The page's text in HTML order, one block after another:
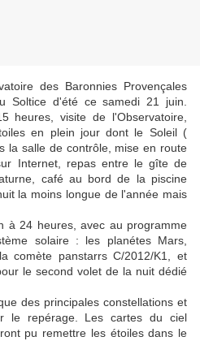
des Baronnies Provençales
Soltice d'été ce samedi 21 juin.
heures, visite de l'Observatoire,
en plein jour dont le Soleil (
la salle de contrôle, mise en route
Internet, repas entre le gîte de
café au bord de la piscine
la moins longue de l'année mais
à 24 heures, avec au programme
solaire : les planétes Mars,
comète panstarrs C/2012/K1, et
le second volet de la nuit dédié
des principales constellations et
le repérage. Les cartes du ciel
pu remettre les étoiles dans le